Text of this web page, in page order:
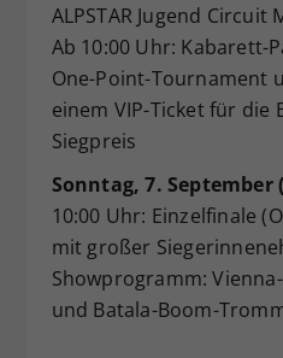
ALPSTAR Jugend Circuit
Ab 10:00 Uhr: Kabarett-
One-Point-Tournament
einem VIP-Ticket für die
Siegpreis
Sonntag, 7. September
10:00 Uhr: Einzelfinale
mit großer
Showprogramm:
und Batala-Boom-